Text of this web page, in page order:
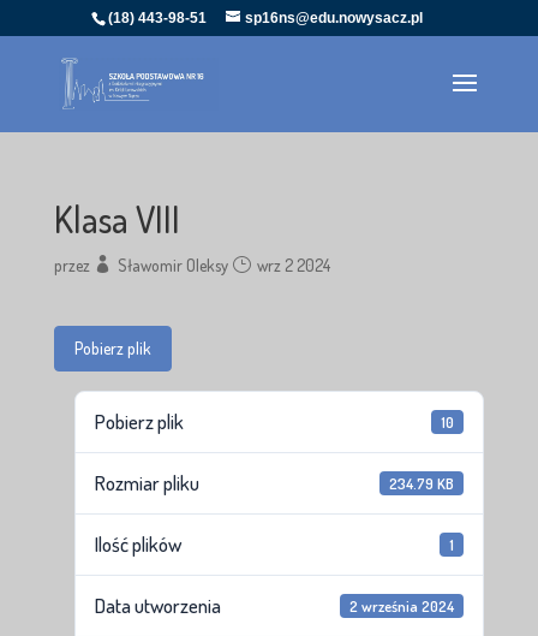
(18) 443-98-51 sp16ns@edu.nowysacz.pl
Klasa VIII
przez Sławomir Oleksy wrz 2 2024
Pobierz plik
Pobierz plik 10
Rozmiar pliku 234.79 KB
Ilość plików 1
Data utworzenia 2 września 2024